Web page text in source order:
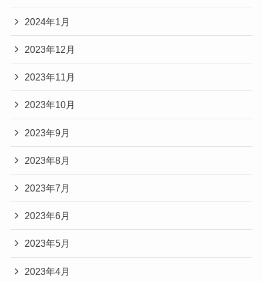
2024年1月
2023年12月
2023年11月
2023年10月
2023年9月
2023年8月
2023年7月
2023年6月
2023年5月
2023年4月